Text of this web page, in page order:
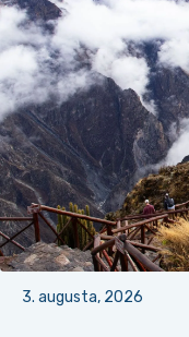
3. augusta, 2026